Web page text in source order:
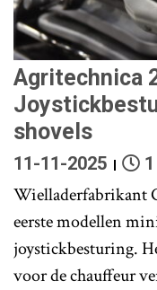
Agritechnica
shovels
11-11-2025
Wielladerfabrikant
eerste modellen
joystickbesturing.
voor de chauffeur